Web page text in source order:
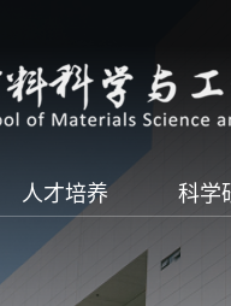
人才培养 科学